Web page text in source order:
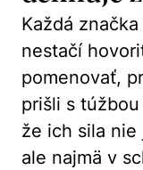
Každá
nestačí
pomenovať,
prišli s
že ich sila
ale najmä v